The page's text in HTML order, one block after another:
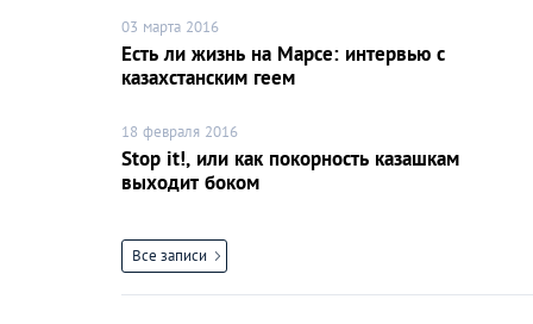
03 марта 2016
Есть ли жизнь на Марсе: интервью с
казахстанским геем
18 февраля 2016
Stop it!, или как покорность казашкам
выходит боком
Все записи